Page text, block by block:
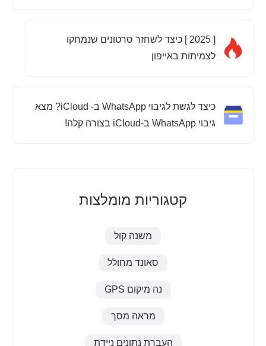
[ 2025 ] כיצד לשחזר סרטונים שנמחקו
לצמיתות באייפון
כיצד לגשת לגיבוי WhatsApp ב- iCloud? מצא
גיבוי WhatsApp ב-iCloud בצורה קלה!
קטגוריות מומלצות
משנה קול
סאונד מחולל
נה מיקום GPS
מראה מסך
העברת נתונים ניידת